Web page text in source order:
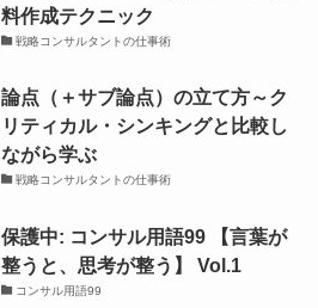
料作成テクニック
戦略コンサルタントの仕事術
論点（＋サブ論点）の立て方～ク
リティカル・シンキングと比較し
ながら学ぶ
戦略コンサルタントの仕事術
保護中: コンサル用語99 【言葉が
整うと、思考が整う】 Vol.1
コンサル用語99